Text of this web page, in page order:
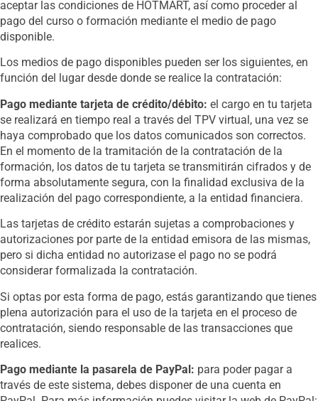
aceptar las condiciones de HOTMART, así como proceder al
pago del curso o formación mediante el medio de pago
disponible.
Los medios de pago disponibles pueden ser los siguientes, en
función del lugar desde donde se realice la contratación:
Pago mediante tarjeta de crédito/débito: el cargo en tu tarjeta
se realizará en tiempo real a través del TPV virtual, una vez se
haya comprobado que los datos comunicados son correctos.
En el momento de la tramitación de la contratación de la
formación, los datos de tu tarjeta se transmitirán cifrados y de
forma absolutamente segura, con la finalidad exclusiva de la
realización del pago correspondiente, a la entidad financiera.
Las tarjetas de crédito estarán sujetas a comprobaciones y
autorizaciones por parte de la entidad emisora de las mismas,
pero si dicha entidad no autorizase el pago no se podrá
considerar formalizada la contratación.
Si optas por esta forma de pago, estás garantizando que tienes
plena autorización para el uso de la tarjeta en el proceso de
contratación, siendo responsable de las transacciones que
realices.
Pago mediante la pasarela de PayPal: para poder pagar a
través de este sistema, debes disponer de una cuenta en